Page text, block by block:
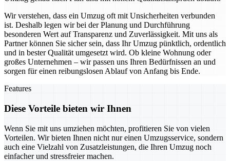
Wir verstehen, dass ein Umzug oft mit Unsicherheiten verbunden
ist. Deshalb legen wir bei der Planung und Durchführung
besonderen Wert auf Transparenz und Zuverlässigkeit. Mit uns als
Partner können Sie sicher sein, dass Ihr Umzug pünktlich, ordentlich
und in bester Qualität umgesetzt wird. Ob kleine Wohnung oder
großes Unternehmen – wir passen uns Ihren Bedürfnissen an und
sorgen für einen reibungslosen Ablauf von Anfang bis Ende.
Features
Diese Vorteile bieten wir Ihnen
Wenn Sie mit uns umziehen möchten, profitieren Sie von vielen
Vorteilen. Wir bieten Ihnen nicht nur einen Umzugsservice, sondern
auch eine Vielzahl von Zusatzleistungen, die Ihren Umzug noch
einfacher und stressfreier machen.